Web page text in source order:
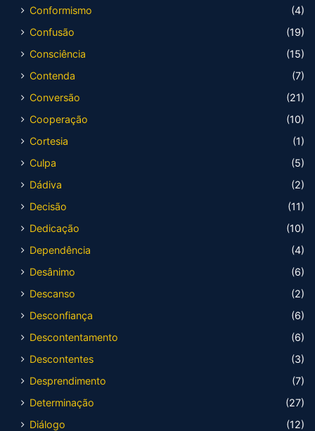
Conformismo
(4)
Confusão
(19)
Consciência
(15)
Contenda
(7)
Conversão
(21)
Cooperação
(10)
Cortesia
(1)
Culpa
(5)
Dádiva
(2)
Decisão
(11)
Dedicação
(10)
Dependência
(4)
Desânimo
(6)
Descanso
(2)
Desconfiança
(6)
Descontentamento
(6)
Descontentes
(3)
Desprendimento
(7)
Determinação
(27)
Diálogo
(12)